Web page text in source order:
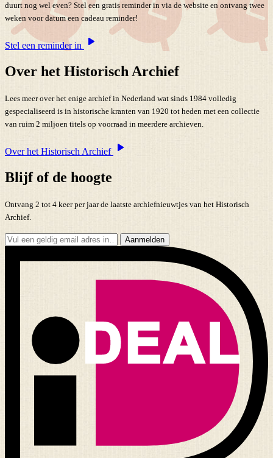
duurt nog wel even? Stel een gratis reminder in via de website en ontvang twee
weken voor datum een cadeau reminder!
Stel een reminder in
Over het Historisch Archief
Lees meer over het enige archief in Nederland wat sinds 1984 volledig
gespecialiseerd is in historische kranten van 1920 tot heden met een collectie
van ruim 2 miljoen titels op voorraad in meerdere archieven.
Over het Historisch Archief
Blijf of de hoogte
Ontvang 2 tot 4 keer per jaar de laatste archiefnieuwtjes van het Historisch
Archief.
Aanmelden